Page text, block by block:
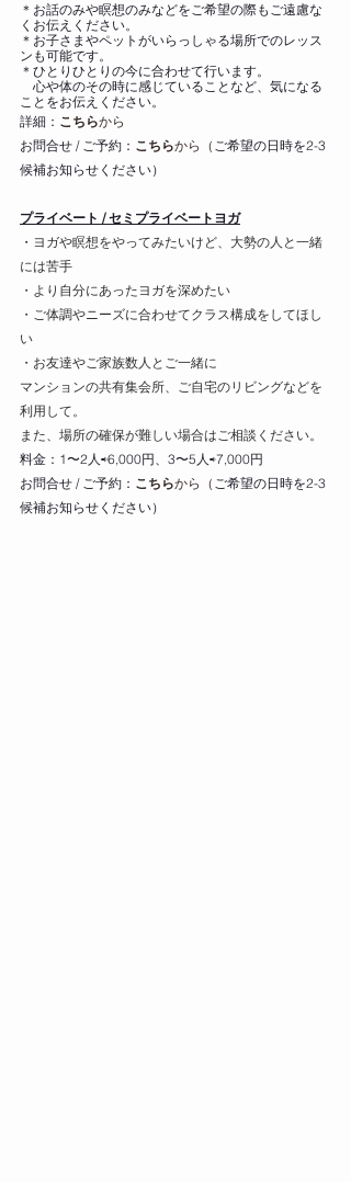
＊お話のみや瞑想のみなどをご希望の際もご遠慮な
くお伝えください。
＊お子さまやペットがいらっしゃる場所でのレッス
ンも可能です。
＊ひとりひとりの今に合わせて行います。
心や体のその時に感じていることなど、気になる
ことをお伝えください。
詳細： こちらから
お問合せ / ご予約： こちらから（ ご希望の日時を2-3
候補お知らせください）
プライベート / セミプライベートヨガ
・ ヨガや瞑想をやってみたいけど、大勢の人と一緒
には苦手
・より自分にあったヨガを深めたい
・ご体調やニーズに合わせてクラス構成をしてほし
い
・お友達やご家族数人とご一緒に
マンションの共有集会所、ご自宅のリビングなどを
利用して。
また、場所の確保が難しい場合はご相談ください。
料金：1〜2人⇨6,000円、3〜5人⇨7,000円
お問合せ / ご予約： こちらから（ ご希望の日時を2-3
候補お知らせください）